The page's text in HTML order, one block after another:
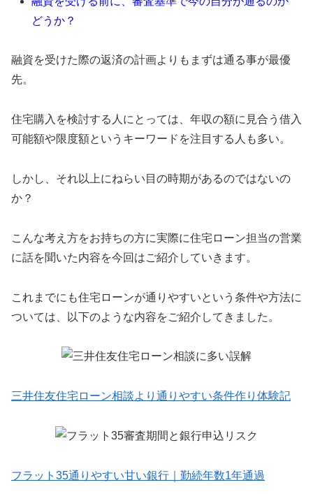
どうか？
融資を受けた際の返済の計画よりもまずは通る事が最優
先。
住宅購入を検討する人にとっては、年収の額に見合う借入
可能額や限度額というキーワードを注目する人も多い。
しかし、それ以上にねらい目の時期があるのではないの
か？
こんな考え方をお持ちの方に実際に住宅ローン担当の営業
に話を聞いた内容を今回はご紹介していきます。
これまでにも住宅ローンが通りやすいという条件や方法に
ついては、以下のような内容をご紹介してきました。
三井住友住宅ローン相談より通りやすい条件作り体験記
フラット35通りやすい甘い銀行｜勤続年数1年通過